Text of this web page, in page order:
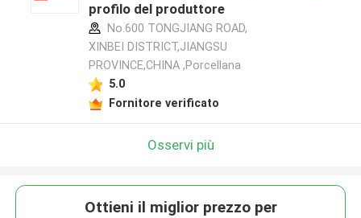
profilo del produttore
No.600 TONGJIANG ROAD,
XINBEI DISTRICT,JIANGSU
PROVINCE,CHINA ,Porcellana
5.0
Fornitore verificato
Osservi più
Ottieni il miglior prezzo per